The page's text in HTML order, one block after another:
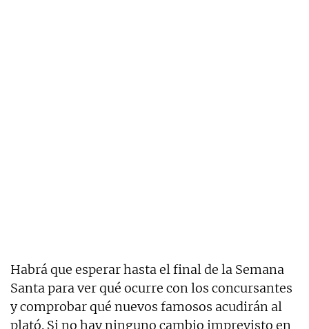
Habrá que esperar hasta el final de la Semana
Santa para ver qué ocurre con los concursantes
y comprobar qué nuevos famosos acudirán al
plató. Si no hay ninguno cambio imprevisto en